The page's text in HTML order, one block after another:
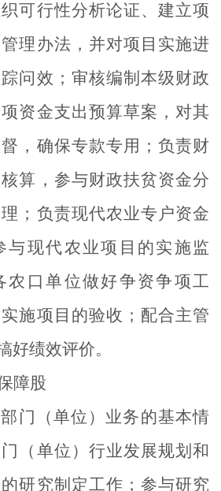
可行性分析论证、建立项
理办法，并对项目实施进
问效；审核编制本级财政
资金支出预算草案，对其
，确保专款专用；负责财
算，参与财政扶贫资金分
；负责现代农业专户资金
与现代农业项目的实施监
农口单位做好争资争项工
施项目的验收；配合主管
好绩效评价。
障股
门（单位）业务的基本情
（单位）行业发展规划和
研究制定工作；参与研究